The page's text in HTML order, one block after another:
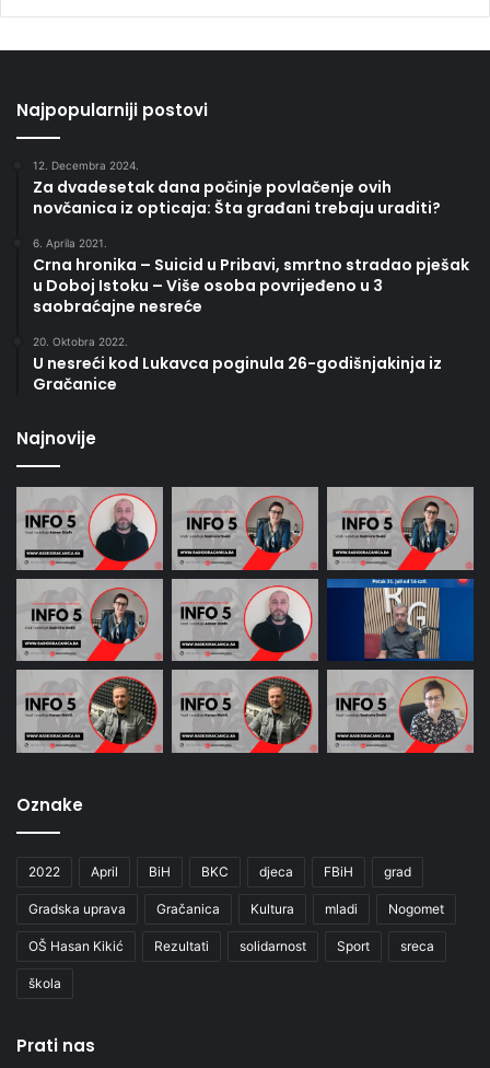
Najpopularniji postovi
12. Decembra 2024.
Za dvadesetak dana počinje povlačenje ovih
novčanica iz opticaja: Šta građani trebaju uraditi?
6. Aprila 2021.
Crna hronika – Suicid u Pribavi, smrtno stradao pješak
u Doboj Istoku – Više osoba povrijeđeno u 3
saobraćajne nesreće
20. Oktobra 2022.
U nesreći kod Lukavca poginula 26-godišnjakinja iz
Gračanice
Najnovije
Oznake
2022 April BiH BKC djeca FBiH grad
Gradska uprava Gračanica Kultura mladi Nogomet
OŠ Hasan Kikić Rezultati solidarnost Sport sreca
škola
Prati nas